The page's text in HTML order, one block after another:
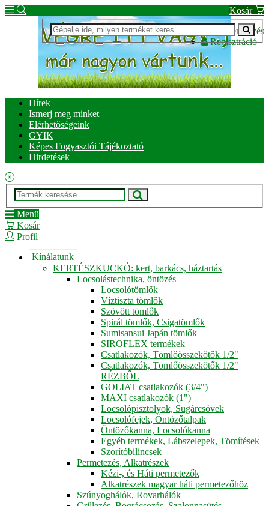
Kosár
Bejelentkezés
Regisztráció
Hírek
Ismerj meg minket
Elérhetőségeink
GYIK
Képes Fogyasztói Tájékoztató
Hirdetések
Menü
Kosár
Profil
Kínálatunk
KERTÉSZKUCKÓ: kert, barkács, háztartás
Locsolástechnika, öntözés
Locsolótömlők
Víztiszta tömlők
Szövött tömlők
Spirál tömlők, Csigatömlők
Sumisansui Japán tömlők
SIROFLEX termékek
Csatlakozók, Tömlőösszekötők 1/2"
Csatlakozók, Tömlőösszekötők 1/2"
RÉZBŐL
GOLIAT csatlakozók (3/4")
MAXI csatlakozók (1")
Locsolópisztolyok, Sugárcsövek
Locsolófejek, Öntözőtalpak
Öntözőkanna, Locsolókanna
Egyéb termékek, Lábszelepek, Tömítések
Szorítóbilincsek
Permetezés, Alkatrészek
Kézi-, és Háti permetezők
Alkatrészek magyar háti permetezőhöz
Szúnyoghálók, Rovarhálók